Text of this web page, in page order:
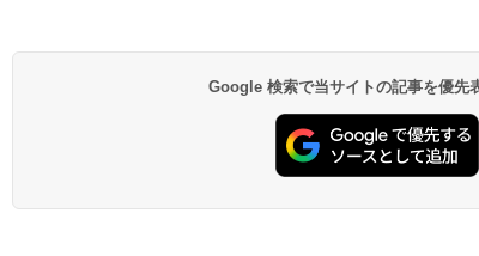
Google 検索で当サイトの記事を優先